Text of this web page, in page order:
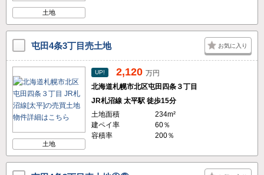
土地
屯田4条3丁目売土地 お気に入り
土地
UP! 2,120 万円
北海道札幌市北区屯田四条３丁目
JR札沼線 太平駅 徒歩15分
土地面積
234m²
建ペイ率
60％
容積率
200％